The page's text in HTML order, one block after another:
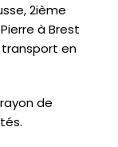
2ième
à Brest
transport en
de